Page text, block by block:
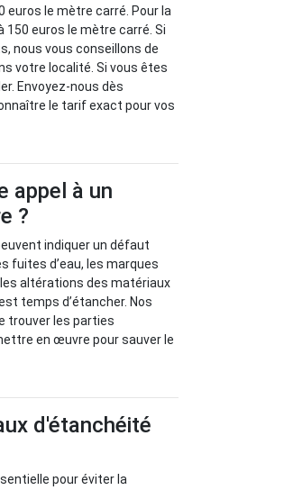
euros le mètre carré. Pour la
150 euros le mètre carré. Si
nous vous conseillons de
votre localité. Si vous êtes
Envoyez-nous dès
le tarif exact pour vos
appel à un
?
indiquer un défaut
fuites d’eau, les marques
altérations des matériaux
temps d’étancher. Nos
trouver les parties
en œuvre pour sauver le
d'étanchéité
pour éviter la